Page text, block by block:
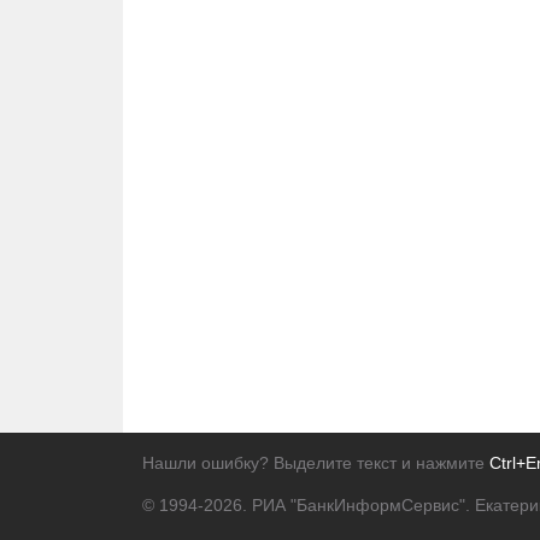
Нашли ошибку? Выделите текст и нажмите
© 1994-2026. РИА "БанкИнформСервис".